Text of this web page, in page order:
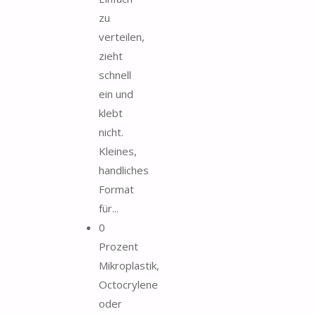
zu
verteilen,
zieht
schnell
ein und
klebt
nicht.
Kleines,
handliches
Format
für...
0
Prozent
Mikroplastik,
Octocrylene
oder